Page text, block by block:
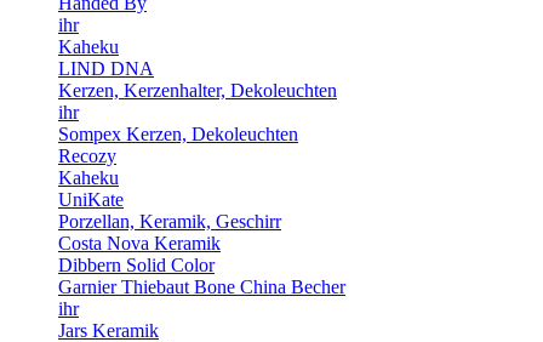
ihr
Kaheku
LIND DNA
Kerzen, Kerzenhalter, Dekoleuchten
ihr
Sompex Kerzen, Dekoleuchten
Recozy
Kaheku
UniKate
Porzellan, Keramik, Geschirr
Costa Nova Keramik
Dibbern Solid Color
Garnier Thiebaut Bone China Becher
ihr
Jars Keramik